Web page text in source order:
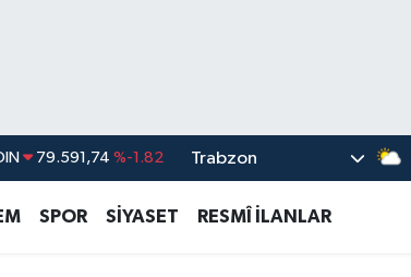
45,43620 %0.02 Trabzon
SPOR SİYASET RESMÎ İLANLAR